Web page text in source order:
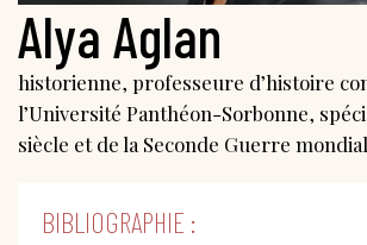
Alya Aglan
historienne, professeure d’histoire
l’Université Panthéon-Sorbonne,
siècle et de la Seconde Guerre
BIBLIOGRAPHIE :